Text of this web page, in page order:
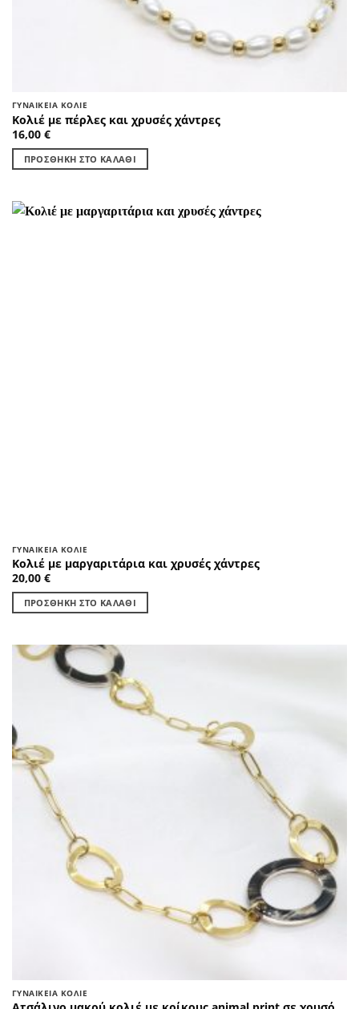
ΓΥΝΑΙΚΕΊΑ ΚΟΛΙΈ
Κολιέ με πέρλες και χρυσές χάντρες
16,00 €
ΠΡΟΣΘΉΚΗ ΣΤΟ ΚΑΛΆΘΙ
ΓΥΝΑΙΚΕΊΑ ΚΟΛΙΈ
Κολιέ με μαργαριτάρια και χρυσές χάντρες
20,00 €
ΠΡΟΣΘΉΚΗ ΣΤΟ ΚΑΛΆΘΙ
ΓΥΝΑΙΚΕΊΑ ΚΟΛΙΈ